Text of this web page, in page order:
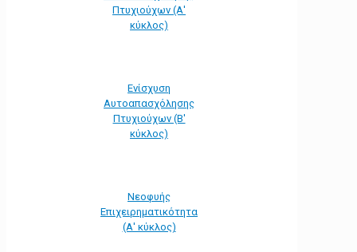
Πτυχιούχων (Α'
κύκλος)
Ενίσχυση
Αυτοαπασχόλησης
Πτυχιούχων (Β'
κύκλος)
Νεοφυής
Επιχειρηματικότητα
(Α' κύκλος)